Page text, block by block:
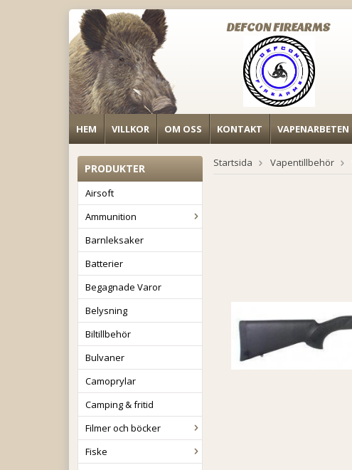
DEFCON FIREARMS
HEM VILLKOR OM OSS KONTAKT VAPENARBETEN
PRODUKTER
Airsoft
Ammunition
Barnleksaker
Batterier
Begagnade Varor
Belysning
Biltillbehör
Bulvaner
Camoprylar
Camping & fritid
Filmer och böcker
Fiske
Startsida Vapentillbehör